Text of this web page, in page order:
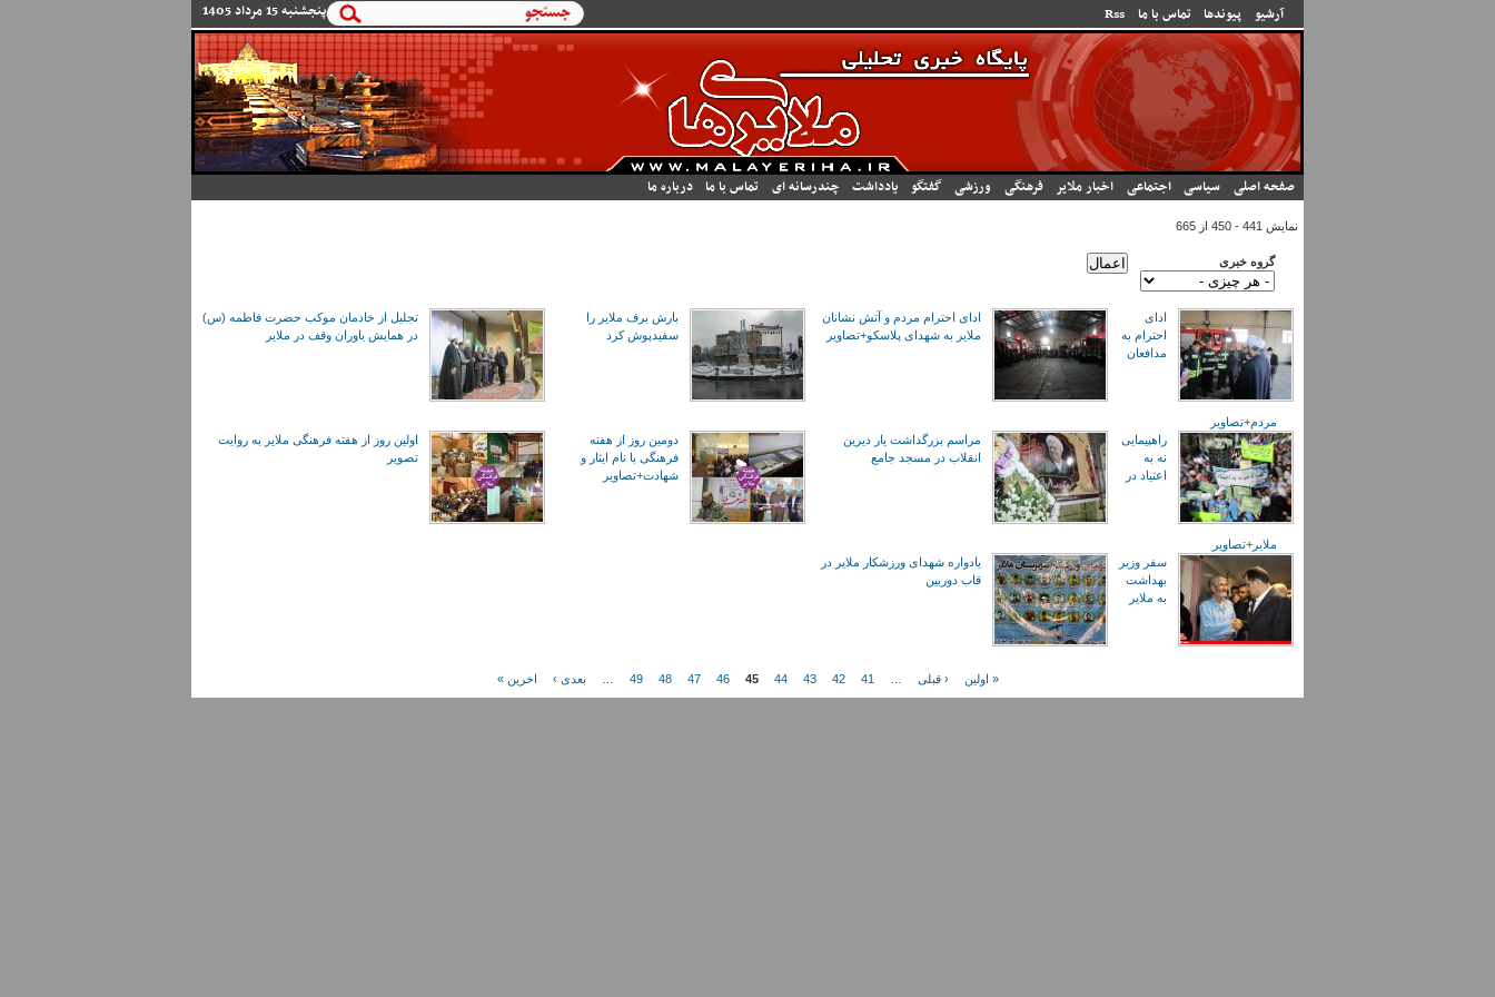
آرشیو پیوندها تماس با ما Rss پنجشنبه 15 مرداد 1405 فرم جستجو
جستجو
صفحه اصلی سیاسی اجتماعی اخبار ملایر فرهنگی ورزشی گفتگو یادداشت چندرسانه ای تماس با ما درباره ما
نمایش 441 - 450 از 665
گروه خبری
ادای
احترام به
مدافعان
مردم+تصاویر
ادای احترام مردم و آتش نشانان
ملایر به شهدای پلاسکو+تصاویر
بارش برف ملایر را
سفیدپوش کرد
تجلیل از خادمان موکب حضرت فاطمه (س)
در همایش یاوران وقف در ملایر
راهپیمایی
نه به
اعتیاد در
ملایر+تصاویر
مراسم بزرگداشت یار دیرین
انقلاب در مسجد جامع
دومین روز از هفته
فرهنگی با نام ایثار و
شهادت+تصاویر
اولین روز از هفته فرهنگی ملایر به روایت
تصویر
سفر وزیر
بهداشت
به ملایر
یادواره شهدای ورزشکار ملایر در
قاب دوربین
« اولین ‹ قبلی 41
42
43
44
45
46
47
48
49 بعدی › اخرین »